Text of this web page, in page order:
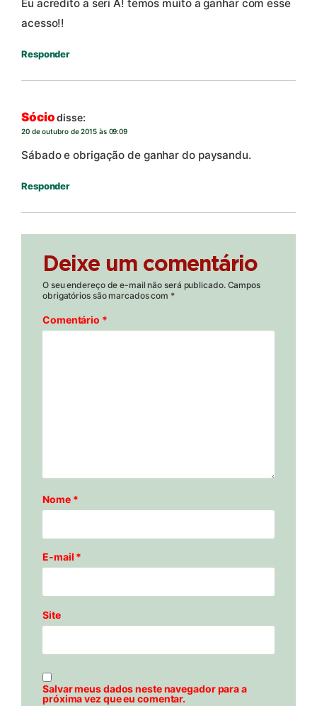
Eu acredito a seri A! temos muito a ganhar com esse
acesso!!
Responder
Sócio disse:
20 de outubro de 2015 às 09:09
Sábado e obrigação de ganhar do paysandu.
Responder
Deixe um comentário
O seu endereço de e-mail não será publicado. Campos
obrigatórios são marcados com *
Comentário *
Nome *
E-mail *
Site
Salvar meus dados neste navegador para a
próxima vez que eu comentar.